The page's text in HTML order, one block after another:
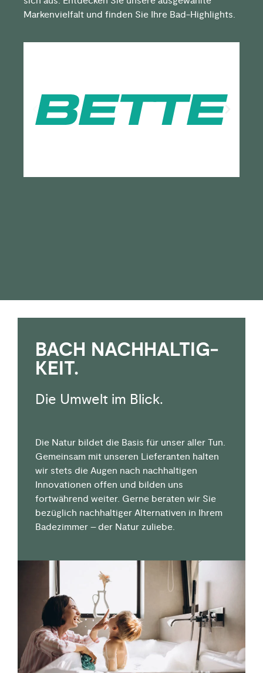
Markenvielfalt und finden Sie Ihre Bad-Highlights.
BACH NACHHALTIG­
KEIT.
Die Umwelt im Blick.
Die Natur bildet die Basis für unser aller Tun.
Gemeinsam mit unseren Lieferanten halten
wir stets die Augen nach nachhaltigen
Innovationen offen und bilden uns
fortwährend weiter. Gerne beraten wir Sie
bezüglich nachhaltiger Alternativen in Ihrem
Badezimmer – der Natur zuliebe.